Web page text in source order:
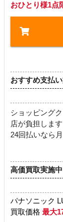
おひとり様1点
おすすめ支払
ショッピング
店が負担します
24回払いなら
高価買取実施中
パナソニック
買取価格 最大